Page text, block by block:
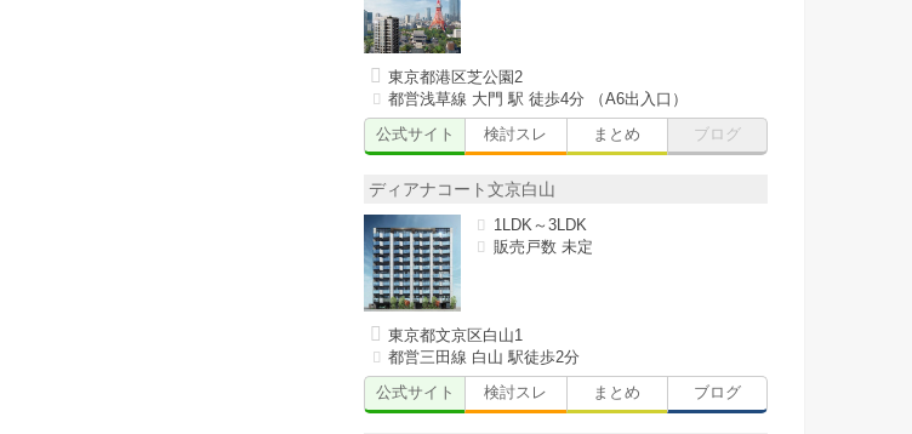
東京都港区芝公園2
都営浅草線 大門 駅 徒歩4分 （A6出入口）
公式サイト
検討スレ まとめ ブログ
ディアナコート文京白山
1LDK～3LDK
販売戸数 未定
東京都文京区白山1
都営三田線 白山 駅徒歩2分
公式サイト
検討スレ まとめ ブログ